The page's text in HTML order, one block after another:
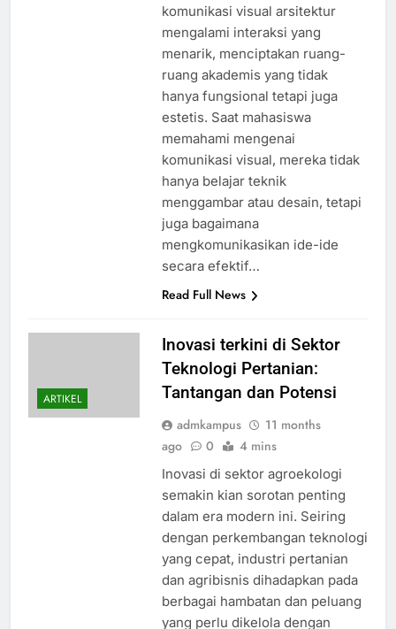
komunikasi visual arsitektur
mengalami interaksi yang
menarik, menciptakan ruang-
ruang akademis yang tidak
hanya fungsional tetapi juga
estetis. Saat mahasiswa
memahami mengenai
komunikasi visual, mereka tidak
hanya belajar teknik
menggambar atau desain, tetapi
juga bagaimana
mengkomunikasikan ide-ide
secara efektif…
Read Full News
ARTIKEL
Inovasi terkini di Sektor
Teknologi Pertanian:
Tantangan dan Potensi
admkampus
11 months
ago
0 4 mins
Inovasi di sektor agroekologi
semakin kian sorotan penting
dalam era modern ini. Seiring
dengan perkembangan teknologi
yang cepat, industri pertanian
dan agribisnis dihadapkan pada
berbagai hambatan dan peluang
yang perlu dikelola dengan